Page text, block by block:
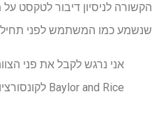
הקשורה לניסיון דיבור לטקסט
שנשמע כמו המשתמש לפני
אני נרגש לקבל את פני
Baylor and Rice לקונסורציום BrainGate."